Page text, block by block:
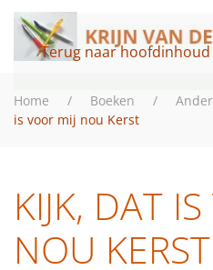
Terug naar hoofdinhoud
Home Boeken
is voor mij nou Kerst
KIJK, DAT
NOU KERST